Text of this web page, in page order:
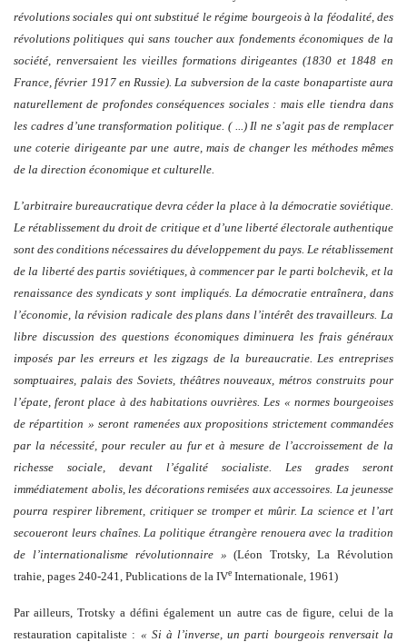
révolutions sociales qui ont substitué le régime bourgeois à la féodalité, des
révolutions politiques qui sans toucher aux fondements économiques de la
société, renversaient les vieilles formations dirigeantes (1830 et 1848 en
France, février 1917 en Russie). La subversion de la caste bonapartiste aura
naturellement de profondes conséquences sociales : mais elle tiendra dans
les cadres d’une transformation politique. ( ...) Il ne s’agit pas de remplacer
une coterie dirigeante par une autre, mais de changer les méthodes mêmes
de la direction économique et culturelle.
L’arbitraire bureaucratique devra céder la place à la démocratie soviétique.
Le rétablissement du droit de critique et d’une liberté électorale authentique
sont des conditions nécessaires du développement du pays. Le rétablissement
de la liberté des partis soviétiques, à commencer par le parti bolchevik, et la
renaissance des syndicats y sont impliqués. La démocratie entraînera, dans
l’économie, la révision radicale des plans dans l’intérêt des travailleurs. La
libre discussion des questions économiques diminuera les frais généraux
imposés par les erreurs et les zigzags de la bureaucratie. Les entreprises
somptuaires, palais des Soviets, théâtres nouveaux, métros construits pour
l’épate, feront place à des habitations ouvrières. Les « normes bourgeoises
de répartition » seront ramenées aux propositions strictement commandées
par la nécessité, pour reculer au fur et à mesure de l’accroissement de la
richesse sociale, devant l’égalité socialiste. Les grades seront
immédiatement abolis, les décorations remisées aux accessoires. La jeunesse
pourra respirer librement, critiquer se tromper et mûrir. La science et l’art
secoueront leurs chaînes. La politique étrangère renouera avec la tradition
de l’internationalisme révolutionnaire » (Léon Trotsky, La Révolution
trahie, pages 240-241, Publications de la IVe Internationale, 1961)
Par ailleurs, Trotsky a défini également un autre cas de figure, celui de la
restauration capitaliste : « Si à l’inverse, un parti bourgeois renversait la